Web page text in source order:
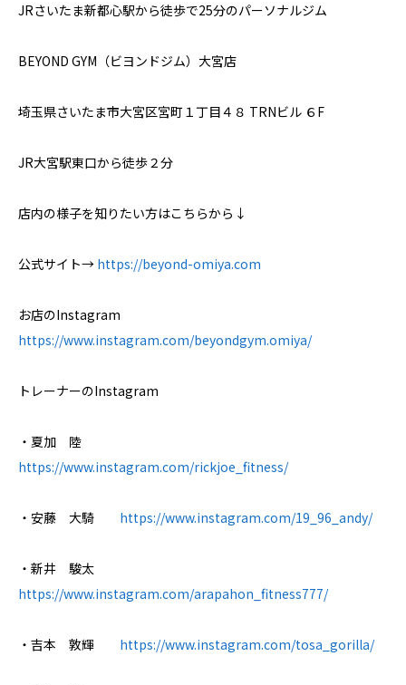
JRさいたま新都心駅から徒歩で25分のパーソナルジム
BEYOND GYM（ビヨンドジム）大宮店
埼玉県さいたま市大宮区宮町１丁目４８ TRNビル ６F
JR大宮駅東口から徒歩２分
店内の様子を知りたい方はこちらから↓
公式サイト→ https://beyond-omiya.com
お店のInstagram
https://www.instagram.com/beyondgym.omiya/
トレーナーのInstagram
・夏加 陸
https://www.instagram.com/rickjoe_fitness/
・安藤 大騎 https://www.instagram.com/19_96_andy/
・新井 駿太
https://www.instagram.com/arapahon_fitness777/
・吉本 敦輝 https://www.instagram.com/tosa_gorilla/